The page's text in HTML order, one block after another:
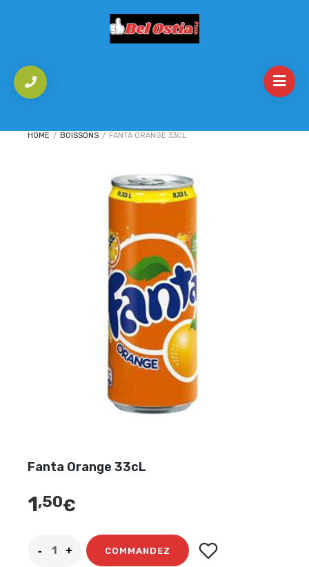
HOME / BOISSONS / FANTA ORANGE 33CL
Fanta Orange 33cL
1,50€
COMMANDEZ